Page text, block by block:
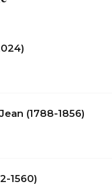
(1788-1856)
1560)